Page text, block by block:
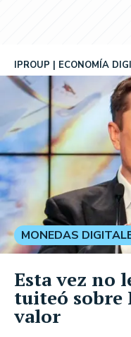
IPROUP ECONOMÍA
MONEDAS
Esta vez no
tuiteó sobre
valor